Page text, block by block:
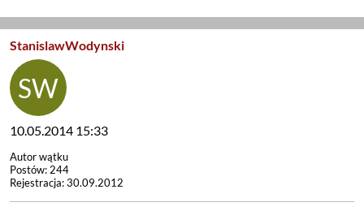
StanislawWodynski
10.05.2014 15:33
Autor wątku
Postów: 244
Rejestracja: 30.09.2012